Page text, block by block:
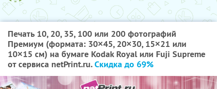
Печать 10, 20, 35, 100 или 200 фотографий
Премиум (формата: 30×45, 20×30, 15×21 или
10×15 см) на бумаге Kodak Royal или Fuji Supreme
от сервиса netPrint.ru.Скидка до 69%